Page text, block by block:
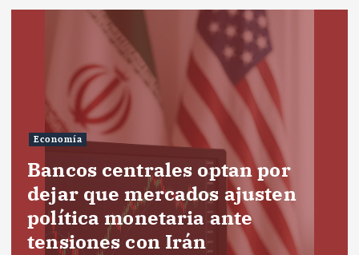
Economía
Bancos centrales optan por
dejar que mercados ajusten
política monetaria ante
tensiones con Irán